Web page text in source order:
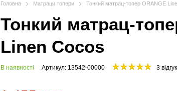
Головна Матраци топери Тонкий матрац-топер ORANGE
Тонкий матрац-
Linen Cocos
В наявності Артикул: 13542-00000 3